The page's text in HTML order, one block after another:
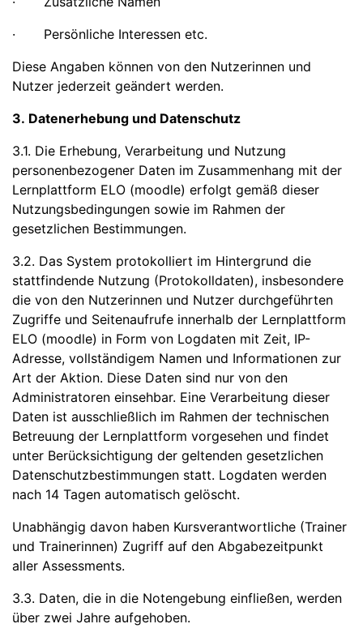
· Persönliche Interessen etc.
Diese Angaben können von den Nutzerinnen und
Nutzer jederzeit geändert werden.
3. Datenerhebung und Datenschutz
3.1. Die Erhebung, Verarbeitung und Nutzung
personenbezogener Daten im Zusammenhang mit der
Lernplattform ELO (moodle) erfolgt gemäß dieser
Nutzungsbedingungen sowie im Rahmen der
gesetzlichen Bestimmungen.
3.2. Das System protokolliert im Hintergrund die
stattfindende Nutzung (Protokolldaten), insbesondere
die von den Nutzerinnen und Nutzer durchgeführten
Zugriffe und Seitenaufrufe innerhalb der Lernplattform
ELO (moodle) in Form von Logdaten mit Zeit, IP-
Adresse, vollständigem Namen und Informationen zur
Art der Aktion. Diese Daten sind nur von den
Administratoren einsehbar. Eine Verarbeitung dieser
Daten ist ausschließlich im Rahmen der technischen
Betreuung der Lernplattform vorgesehen und findet
unter Berücksichtigung der geltenden gesetzlichen
Datenschutzbestimmungen statt. Logdaten werden
nach 14 Tagen automatisch gelöscht.
Unabhängig davon haben Kursverantwortliche (Trainer
und Trainerinnen) Zugriff auf den Abgabezeitpunkt
aller Assessments.
3.3. Daten, die in die Notengebung einfließen, werden
über zwei Jahre aufgehoben.